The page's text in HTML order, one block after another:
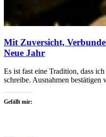
Mit Zuversicht,
Neue Jahr
Es ist fast eine Tradition, dass
schreibe. Ausnahmen
Gefällt mir: